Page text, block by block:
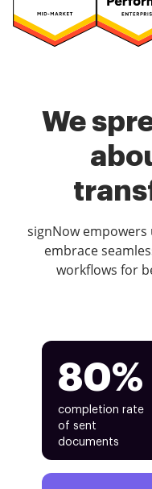
We
signNow
embrace
workflows for
80%
completion rate
of sent
documents